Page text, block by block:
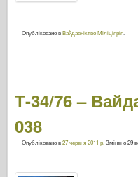
Опубліковано вВайдавніктво Міліціярія
Т-34/76 –
038
Опубліковано в27 червня 2011 р. Змінено29